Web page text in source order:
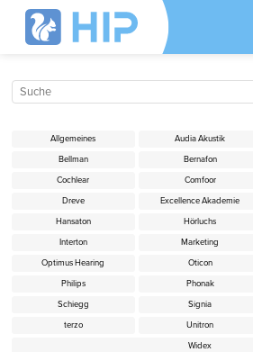
Allgemeines Audia Akustik
Bellman
Bernafon
Cochlear
Comfoor
Dreve
Excellence Akademie
Hansaton
Hörluchs
Interton
Marketing
Optimus Hearing
Oticon
Philips
Phonak
Schiegg
Signia
terzo
Unitron
Widex